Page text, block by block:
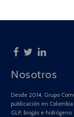
Nosotros
Desde 2014, Grupo
publicación en
GLP, biogás e